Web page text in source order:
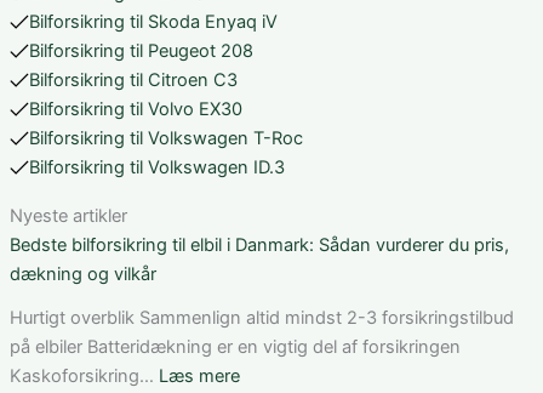
Bilforsikring til Skoda Enyaq iV
Bilforsikring til Peugeot 208
Bilforsikring til Citroen C3
Bilforsikring til Volvo EX30
Bilforsikring til Volkswagen T-Roc
Bilforsikring til Volkswagen ID.3
Nyeste artikler
Bedste bilforsikring til elbil i Danmark: Sådan vurderer du pris,
dækning og vilkår
Hurtigt overblik Sammenlign altid mindst 2-3 forsikringstilbud
på elbiler Batteridækning er en vigtig del af forsikringen
Kaskoforsikring… Læs mere: